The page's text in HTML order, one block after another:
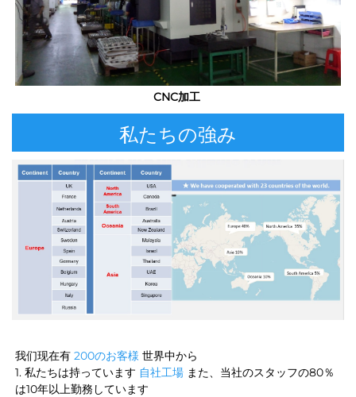
CNC加工
私たちの強み
我们现在有 200のお客様 世界中から
1. 私たちは持っています 自社工場 また、当社のスタッフの80％
は10年以上勤務しています